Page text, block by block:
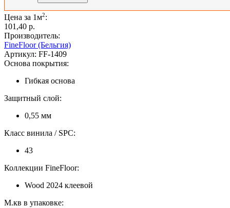
Цена за 1м2:
101,40 p.
Производитель:
FineFloor (Бельгия)
Артикул: FF-1409
Основа покрытия:
Гибкая основа
Защитный слой:
0,55 мм
Класс винила / SPC:
43
Коллекции FineFloor:
Wood 2024 клеевой
М.кв в упаковке: